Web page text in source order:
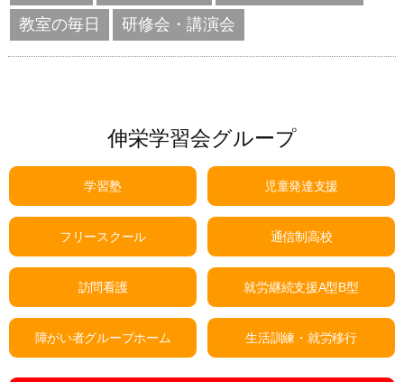
教室の毎日
研修会・講演会
伸栄学習会グループ
学習塾 児童発達支援
フリースクール 通信制高校
訪問看護 就労継続支援A型B型
障がい者グループホーム 生活訓練・就労移行